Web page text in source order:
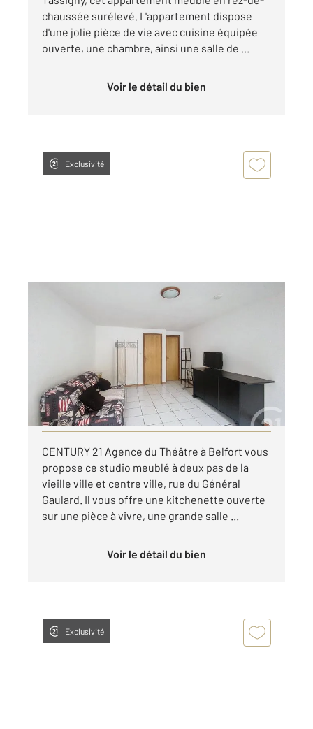
chaussée surélevé. L'appartement dispose
d'une jolie pièce de vie avec cuisine équipée
ouverte, une chambre, ainsi une salle de ...
Voir le détail du bien
Exclusivité
Ref : 30240
Appartement F1 à louer
350 €
par mois charges comprises
Visiter le site dédié
CENTURY 21 Agence du Théâtre à Belfort vous
propose ce studio meublé à deux pas de la
vieille ville et centre ville, rue du Général
Gaulard. Il vous offre une kitchenette ouverte
sur une pièce à vivre, une grande salle ...
Voir le détail du bien
Exclusivité